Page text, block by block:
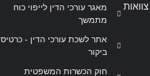
מאגר עורכי הדין לייפוי כוח
מתמשך
אתר לשכת עורכי הדין - כרטיס
ביקור
חוק הכשרות המשפטית